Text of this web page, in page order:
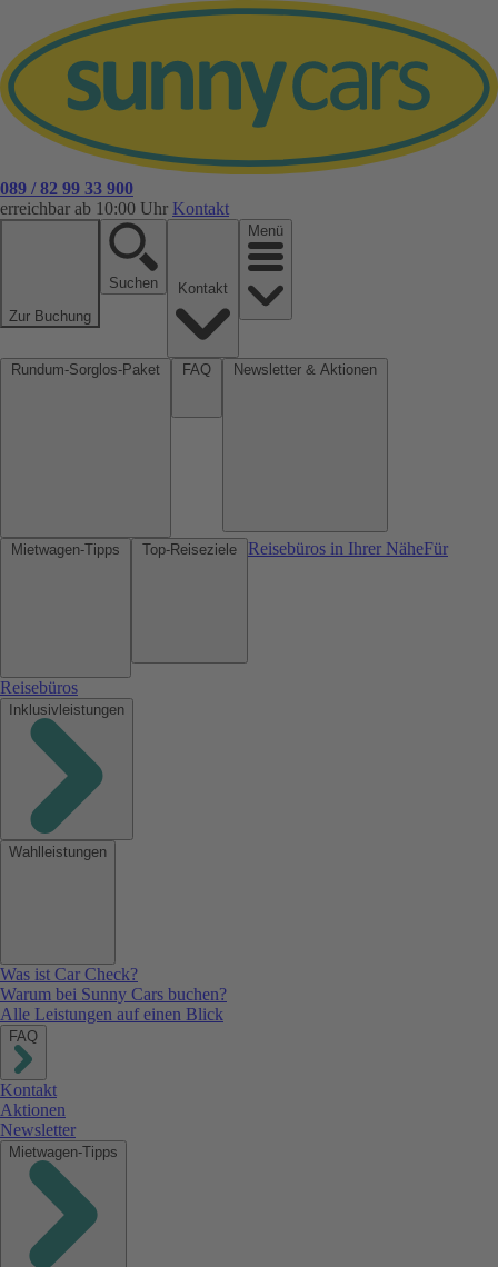
089 / 82 99 33 900
erreichbar ab 10:00 Uhr Kontakt
Zur Buchung
Suchen
Menü
Reisebüros in Ihrer NäheFür
Reisebüros
Inklusivleistungen
Wahlleistungen
Was ist Car Check?
Warum bei Sunny Cars buchen?
Alle Leistungen auf einen Blick
FAQ
Kontakt
Aktionen
Newsletter
Mietwagen-Tipps